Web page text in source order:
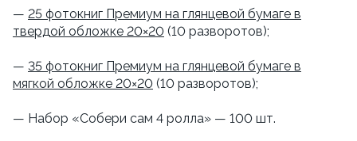
— 25 фотокниг Премиум на глянцевой бумаге в
твердой обложке 20×20 (10 разворотов);
— 35 фотокниг Премиум на глянцевой бумаге в
мягкой обложке 20×20 (10 разворотов);
— Набор «Собери сам 4 ролла» — 100 шт.